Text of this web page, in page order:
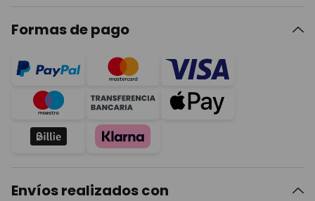
Formas de pago
Envíos realizados con